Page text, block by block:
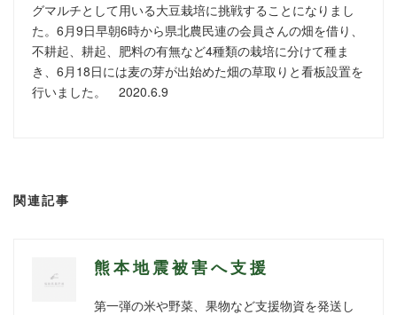
グマルチとして用いる大豆栽培に挑戦することになりまし
た。6月9日早朝6時から県北農民連の会員さんの畑を借り、
不耕起、耕起、肥料の有無など4種類の栽培に分けて種ま
き、6月18日には麦の芽が出始めた畑の草取りと看板設置を
行いました。 2020.6.9
関連記事
熊本地震被害へ支援
第一弾の米や野菜、果物など支援物資を発送し